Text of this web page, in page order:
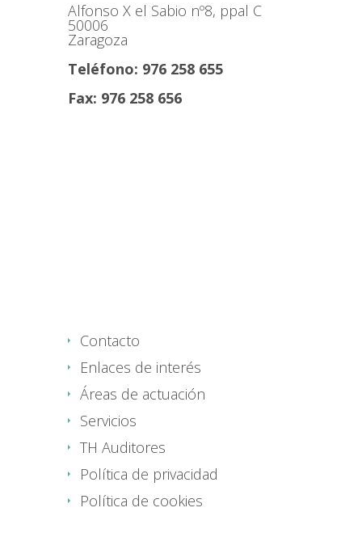
Alfonso X el Sabio nº8, ppal C
50006
Zaragoza
Teléfono: 976 258 655
Fax: 976 258 656
Contacto
Enlaces de interés
Áreas de actuación
Servicios
TH Auditores
Política de privacidad
Política de cookies